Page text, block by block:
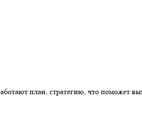
план, стратегию, что поможет